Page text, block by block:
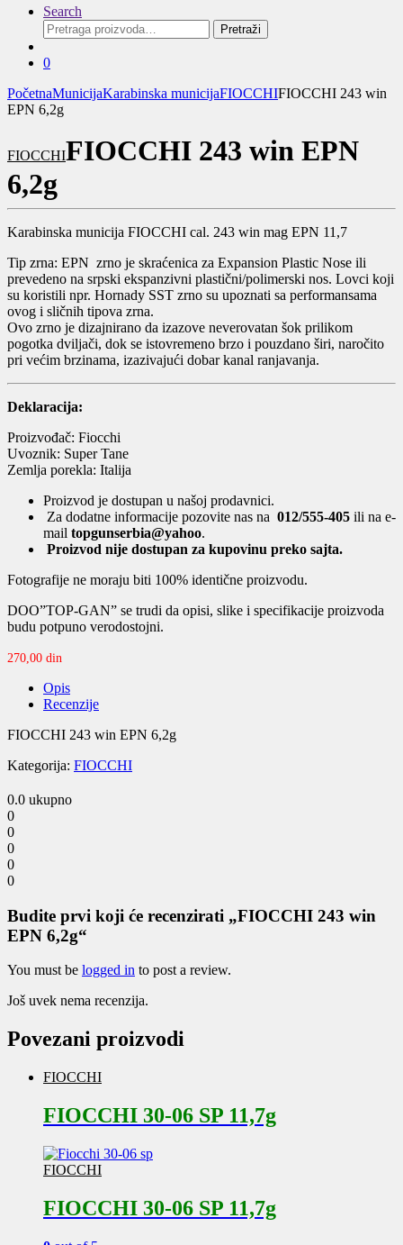
Search
Pretraga
za:
Pretraži
0
PočetnaMunicijaKarabinska municijaFIOCCHIFIOCCHI 243 win
EPN 6,2g
FIOCCHIFIOCCHI 243 win EPN
6,2g
Karabinska municija FIOCCHI cal. 243 win mag EPN 11,7
Tip zrna: EPN zrno je skraćenica za Expansion Plastic Nose ili
prevedeno na srpski ekspanzivni plastični/polimerski nos. Lovci koji
su koristili npr. Hornady SST zrno su upoznati sa performansama
ovog i sličnih tipova zrna.
Ovo zrno je dizajnirano da izazove neverovatan šok prilikom
pogotka dviljači, dok se istovremeno brzo i pouzdano širi, naročito
pri većim brzinama, izazivajući dobar kanal ranjavanja.
Deklaracija:
Proizvođač: Fiocchi
Uvoznik: Super Tane
Zemlja porekla: Italija
Proizvod je dostupan u našoj prodavnici.
Za dodatne informacije pozovite nas na 012/555-405 ili na e-
mail topgunserbia@yahoo.
Proizvod nije dostupan za kupovinu preko sajta.
Fotografije ne moraju biti 100% identične proizvodu.
DOO”TOP-GAN” se trudi da opisi, slike i specifikacije proizvoda
budu potpuno verodostojni.
270,00 din
Opis
Recenzije
FIOCCHI 243 win EPN 6,2g
Kategorija: FIOCCHI
0.0 ukupno
0
0
0
0
0
Budite prvi koji će recenzirati „FIOCCHI 243 win
EPN 6,2g“
You must be logged in to post a review.
Još uvek nema recenzija.
Povezani proizvodi
FIOCCHI
FIOCCHI 30-06 SP 11,7g
FIOCCHI
FIOCCHI 30-06 SP 11,7g